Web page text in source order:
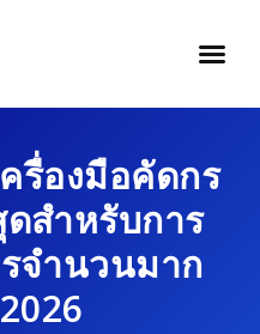
รื่องมือคัดกร
สำหรับการ
จำนวนมาก